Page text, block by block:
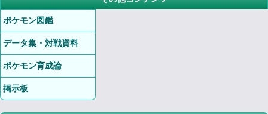
ポケモン図鑑
データ集・対戦資料
ポケモン育成論
掲示板